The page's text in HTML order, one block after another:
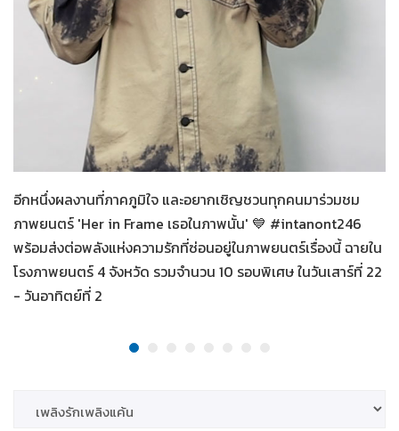
07-08-2569
Her in Frame เธอในภาพนั้น
อีกหนึ่งผลงานที่ภาคภูมิใจ และอยากเชิญชวนทุกคนมาร่วมชม
ภาพยนตร์ 'Her in Frame เธอในภาพนั้น' 💙 #intanont246
พร้อมส่งต่อพลังแห่งความรักที่ซ่อนอยู่ในภาพยนตร์เรื่องนี้ ฉายใน
โรงภาพยนตร์ 4 จังหวัด รวมจำนวน 10 รอบพิเศษ ในวันเสาร์ที่ 22
- วันอาทิตย์ที่ 2